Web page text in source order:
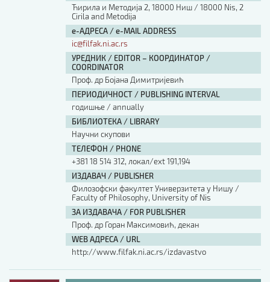
Ћирила и Методија 2, 18000 Ниш / 18000 Nis, 2
Cirila and Metodija
е-АДРЕСА / e-MAIL ADDRESS
ic@filfak.ni.ac.rs
УРЕДНИК / EDITOR – КООРДИНАТОР /
COORDINATOR
Проф. др Бојана Димитријевић
ПЕРИОДИЧНОСТ / PUBLISHING INTERVAL
годишње / annually
БИБЛИОТЕКА / LIBRARY
Научни скупови
ТЕЛЕФОН / PHONE
+381 18 514 312, локал/ext 191,194
ИЗДАВАЧ / PUBLISHER
Филозофски факултет Универзитета у Нишу /
Faculty of Philosophy, University of Nis
ЗА ИЗДАВАЧА / FOR PUBLISHER
Проф. др Горан Максимовић, декан
WEB АДРЕСА / URL
http://www.filfak.ni.ac.rs/izdavastvo